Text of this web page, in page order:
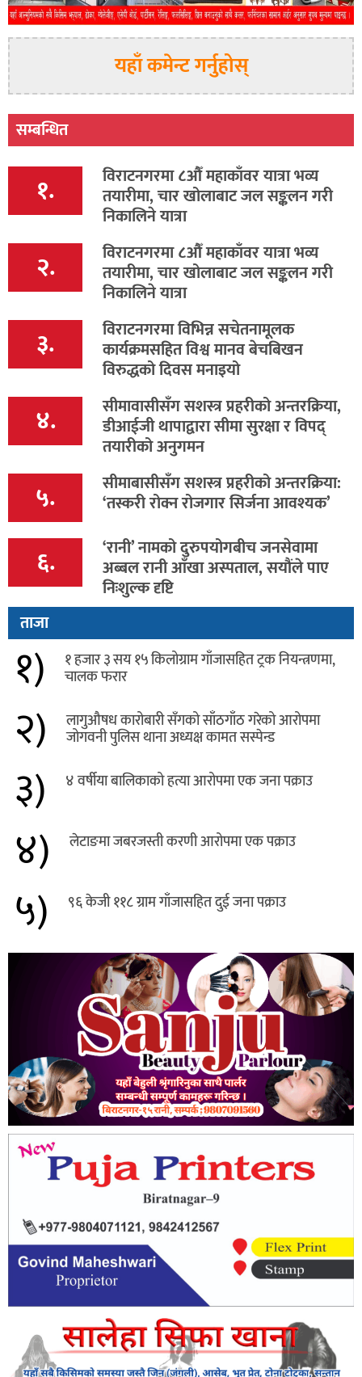
यहाँ कमेन्ट गर्नुहोस्
सम्बन्धित
१. विराटनगरमा ८औँ महाकाँवर यात्रा भव्य
तयारीमा, चार खोलाबाट जल सङ्कलन गरी
निकालिने यात्रा
२. विराटनगरमा ८औँ महाकाँवर यात्रा भव्य
तयारीमा, चार खोलाबाट जल सङ्कलन गरी
निकालिने यात्रा
३. विराटनगरमा विभिन्न सचेतनामूलक
कार्यक्रमसहित विश्व मानव बेचबिखन
विरुद्धको दिवस मनाइयो
४. सीमावासीसँग सशस्त्र प्रहरीको अन्तरक्रिया,
डीआईजी थापाद्वारा सीमा सुरक्षा र विपद्
तयारीको अनुगमन
५. सीमाबासीसँग सशस्त्र प्रहरीको अन्तरक्रिया:
‘तस्करी रोक्न रोजगार सिर्जना आवश्यक’
६. ‘रानी’ नामको दुरुपयोगबीच जनसेवामा
अब्बल रानी आँखा अस्पताल, सयौंले पाए
निःशुल्क दृष्टि
ताजा
१) १ हजार ३ सय १५ किलोग्राम गाँजासहित ट्रक नियन्त्रणमा,
चालक फरार
२) लागुऔषध कारोबारी सँगको साँठगाँठ गरेको आरोपमा
जोगवनी पुलिस थाना अध्यक्ष कामत सस्पेन्ड
३) ४ वर्षीया बालिकाको हत्या आरोपमा एक जना पक्राउ
४) लेटाङमा जबरजस्ती करणी आरोपमा एक पक्राउ
५) ९६ केजी ११८ ग्राम गाँजासहित दुई जना पक्राउ